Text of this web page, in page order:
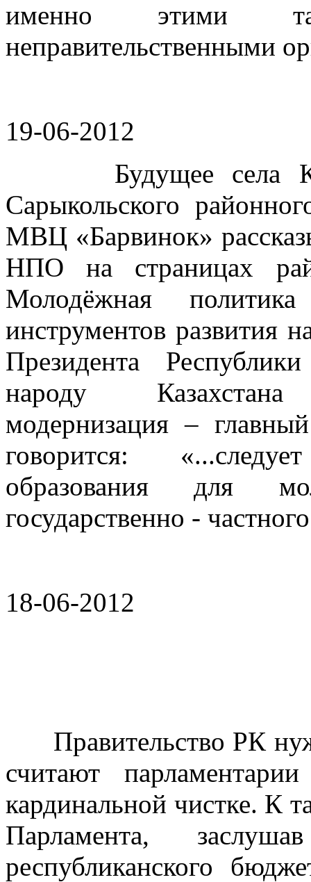
именно этими
неправительственными
19-06-2012
Будущее села
Сарыкольского
МВЦ «Барвинок»
НПО на страницах
Молодёжная
инструментов развития
Президента
народу Казахстана
модернизация –
говорится:
образования для
государственно -
18-06-2012
Правительство РК
считают
кардинальной чистке. К
Парламента,
республиканского